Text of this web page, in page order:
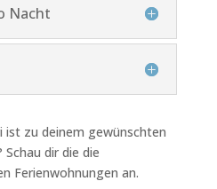
Nacht
ist zu deinem gewünschten
dir die die
Ferienwohnungen an.